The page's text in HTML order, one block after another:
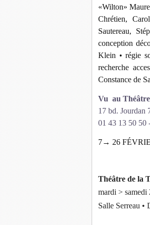
«Wilton»
Chrétien,
Sautereau,
conception
Klein • régie
recherche
Constance de
Vu au
17 bd. Jourdan
01 43 13 50 50
7→ 26
Théâtre de la
mardi > samedi
Salle Serreau •